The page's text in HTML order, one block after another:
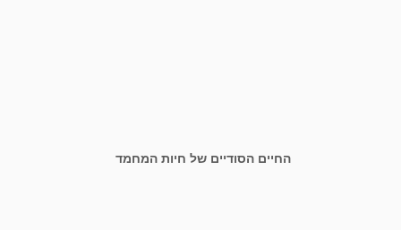
החיים הסודיים של חיות המחמד